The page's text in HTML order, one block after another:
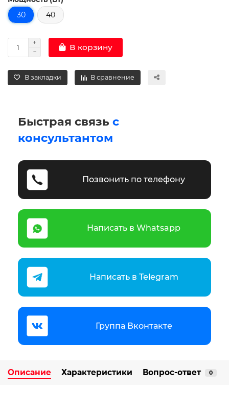
30
40
В корзину
В закладки В сравнение
Быстрая связь с
консультантом
Позвонить по телефону
Написать в Whatsapp
Написать в Telegram
Группа Вконтакте
Описание Характеристики Вопрос-ответ 0